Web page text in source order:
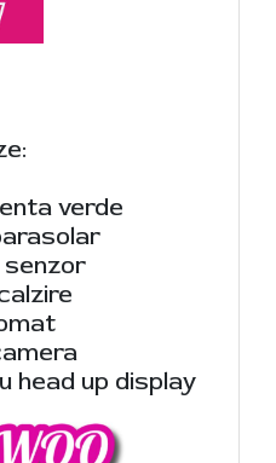
verde
senzor
head up display